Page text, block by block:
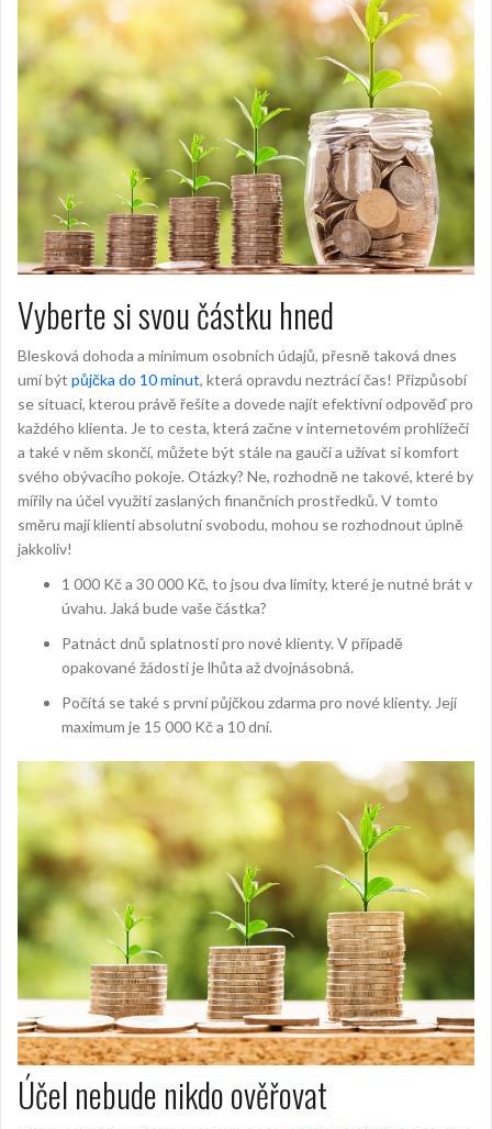
Vyberte si svou částku hned
Blesková dohoda a minimum osobních údajů, přesně taková dnes
umí být půjčka do 10 minut, která opravdu neztrácí čas! Přizpůsobí
se situaci, kterou právě řešíte a dovede najít efektivní odpověď pro
každého klienta. Je to cesta, která začne v internetovém prohlížeči
a také v něm skončí, můžete být stále na gauči a užívat si komfort
svého obývacího pokoje. Otázky? Ne, rozhodně ne takové, které by
mířily na účel využití zaslaných finančních prostředků. V tomto
směru mají klienti absolutní svobodu, mohou se rozhodnout úplně
jakkoliv!
1 000 Kč a 30 000 Kč, to jsou dva limity, které je nutné brát v
úvahu. Jaká bude vaše částka?
Patnáct dnů splatnosti pro nové klienty. V případě
opakované žádosti je lhůta až dvojnásobná.
Počítá se také s první půjčkou zdarma pro nové klienty. Její
maximum je 15 000 Kč a 10 dní.
Účel nebude nikdo ověřovat